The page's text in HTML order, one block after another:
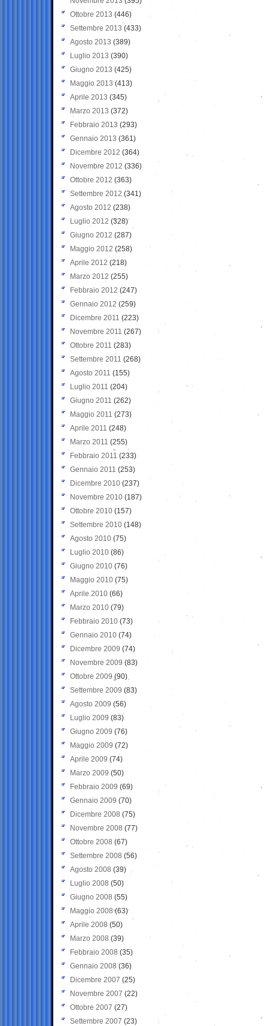
Ottobre 2013 (446)
Settembre 2013 (433)
Agosto 2013 (389)
Luglio 2013 (390)
Giugno 2013 (425)
Maggio 2013 (413)
Aprile 2013 (345)
Marzo 2013 (372)
Febbraio 2013 (293)
Gennaio 2013 (361)
Dicembre 2012 (364)
Novembre 2012 (336)
Ottobre 2012 (363)
Settembre 2012 (341)
Agosto 2012 (238)
Luglio 2012 (328)
Giugno 2012 (287)
Maggio 2012 (258)
Aprile 2012 (218)
Marzo 2012 (255)
Febbraio 2012 (247)
Gennaio 2012 (259)
Dicembre 2011 (223)
Novembre 2011 (267)
Ottobre 2011 (283)
Settembre 2011 (268)
Agosto 2011 (155)
Luglio 2011 (204)
Giugno 2011 (262)
Maggio 2011 (273)
Aprile 2011 (248)
Marzo 2011 (255)
Febbraio 2011 (233)
Gennaio 2011 (253)
Dicembre 2010 (237)
Novembre 2010 (187)
Ottobre 2010 (157)
Settembre 2010 (148)
Agosto 2010 (75)
Luglio 2010 (86)
Giugno 2010 (76)
Maggio 2010 (75)
Aprile 2010 (66)
Marzo 2010 (79)
Febbraio 2010 (73)
Gennaio 2010 (74)
Dicembre 2009 (74)
Novembre 2009 (83)
Ottobre 2009 (90)
Settembre 2009 (83)
Agosto 2009 (56)
Luglio 2009 (83)
Giugno 2009 (76)
Maggio 2009 (72)
Aprile 2009 (74)
Marzo 2009 (50)
Febbraio 2009 (69)
Gennaio 2009 (70)
Dicembre 2008 (75)
Novembre 2008 (77)
Ottobre 2008 (67)
Settembre 2008 (56)
Agosto 2008 (39)
Luglio 2008 (50)
Giugno 2008 (55)
Maggio 2008(63)
Aprile 2008 (50)
Marzo 2008 (39)
Febbraio 2008 (35)
Gennaio 2008 (36)
Dicembre 2007 (25)
Novembre 2007 (22)
Ottobre 2007 (27)
Settembre 2007 (23)